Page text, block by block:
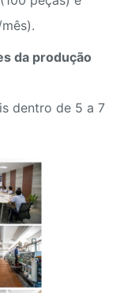
da produção
dentro de 5 a 7